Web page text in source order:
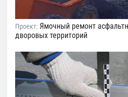
Проект: Ямочный ремонт
дворовых территорий